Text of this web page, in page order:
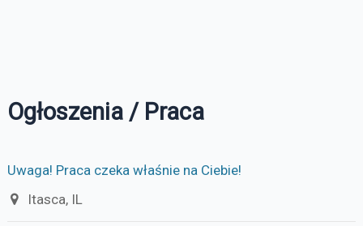
Ogłoszenia / Praca
Uwaga! Praca czeka właśnie na Ciebie!
Itasca, IL